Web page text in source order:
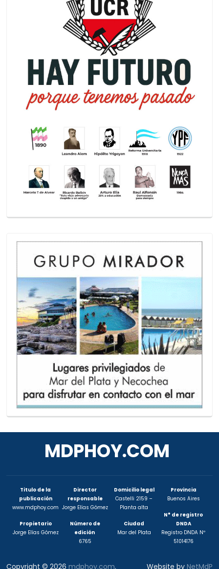
MDPHOY.COM
Titulo de la
publicación
www.mdphoy.com
Propietario
Jorge Elías Gómez
Director
responsable
Jorge Elías Gómez
Número de
edición
6765
Domicilio legal
Castelli 2159 –
Planta alta
Ciudad
Mar del Plata
Provincia
Buenos Aires
N° de registro
DNDA
Registro DNDA Nº
51014176
Copyright © 2026mdphoy.com. Website by NetMdP